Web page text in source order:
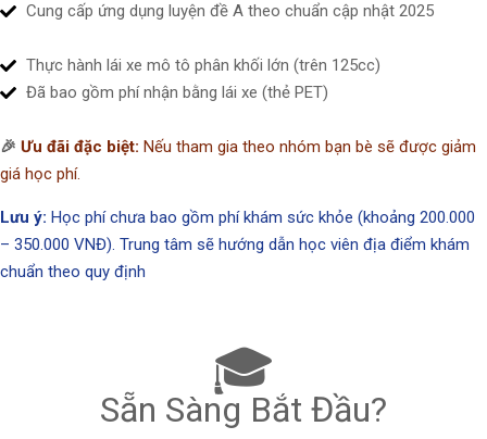
Cung cấp ứng dụng luyện đề A theo chuẩn cập nhật 2025
Thực hành lái xe mô tô phân khối lớn (trên 125cc)
Đã bao gồm phí nhận bằng lái xe (thẻ PET)
🎉 Ưu đãi đặc biệt: Nếu tham gia theo nhóm bạn bè sẽ được giảm
giá học phí.
Lưu ý: Học phí chưa bao gồm phí khám sức khỏe (khoảng 200.000
– 350.000 VNĐ). Trung tâm sẽ hướng dẫn học viên địa điểm khám
chuẩn theo quy định
🎓
Sẵn Sàng Bắt Đầu?